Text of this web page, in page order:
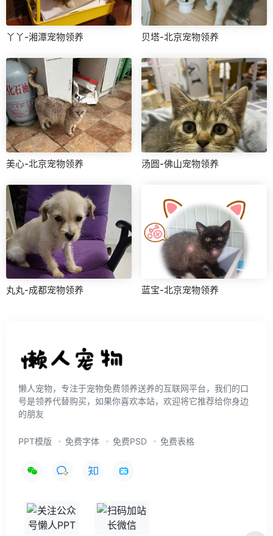
丫丫-湘潭宠物领养 贝塔-北京宠物领养
美心-北京宠物领养 汤圆-佛山宠物领养
丸丸-成都宠物领养 蓝宝-北京宠物领养
懒人宠物，专注于宠物免费领养送养的互联网平台，我们的口
号是领养代替购买，如果你喜欢本站，欢迎将它推荐给你身边
的朋友
PPT模版 免费字体 免费PSD 免费表格